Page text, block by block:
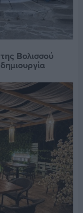
Βολισσού